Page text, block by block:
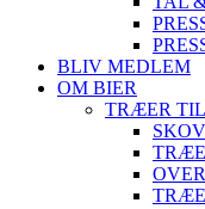
BLIV MEDLEM
OM BIER
TRÆER